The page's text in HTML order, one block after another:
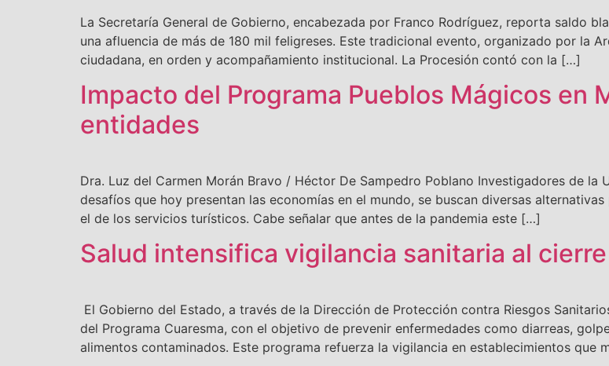
La Secretaría General de Gobierno, encabezada por Franco Rodríguez, reporta saldo
una afluencia de más de 180 mil feligreses. Este tradicional evento, organizado por la
ciudadana, en orden y acompañamiento institucional. La Procesión contó con la […]
Impacto del Programa Pueblos Mágicos en
entidades
Dra. Luz del Carmen Morán Bravo / Héctor De Sampedro Poblano Investigadores de la
desafíos que hoy presentan las economías en el mundo, se buscan diversas
el de los servicios turísticos. Cabe señalar que antes de la pandemia este […]
Salud intensifica vigilancia sanitaria al
El Gobierno del Estado, a través de la Dirección de Protección contra Riesgos
del Programa Cuaresma, con el objetivo de prevenir enfermedades como diarreas,
alimentos contaminados. Este programa refuerza la vigilancia en establecimientos que